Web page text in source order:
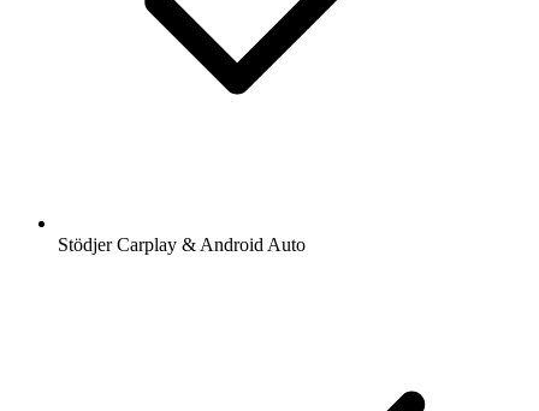
Stödjer Carplay & Android Auto